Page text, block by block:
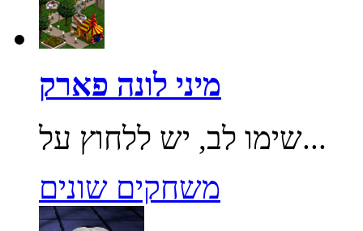
מיני לונה פארק
שימו לב, יש ללחוץ על...
משחקים שונים